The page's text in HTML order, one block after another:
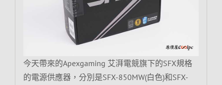
今天帶來的Apexgaming 艾湃電競旗下的SFX規格
的電源供應器，分別是SFX-850MW(白色)和SFX-